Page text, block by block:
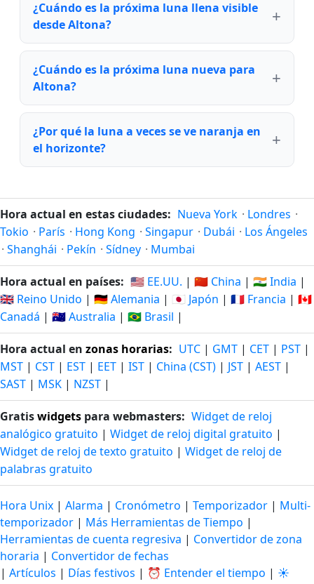
¿Cuándo es la próxima luna llena visible
desde Altona?
¿Cuándo es la próxima luna nueva para
Altona?
¿Por qué la luna a veces se ve naranja en
el horizonte?
Hora actual en estas ciudades: Nueva York · Londres ·
Tokio · París · Hong Kong · Singapur · Dubái · Los Ángeles
· Shanghái · Pekín · Sídney · Mumbai
Hora actual en países: 🇺🇸 EE.UU. | 🇨🇳 China | 🇮🇳 India |
🇬🇧 Reino Unido | 🇩🇪 Alemania | 🇯🇵 Japón | 🇫🇷 Francia | 🇨🇦
Canadá | 🇦🇺 Australia | 🇧🇷 Brasil |
Hora actual en zonas horarias: UTC | GMT | CET | PST |
MST | CST | EST | EET | IST | China (CST) | JST | AEST |
SAST | MSK | NZST |
Gratiswidgets para webmasters: Widget de reloj
analógico gratuito | Widget de reloj digital gratuito |
Widget de reloj de texto gratuito | Widget de reloj de
palabras gratuito
Hora Unix | Alarma | Cronómetro | Temporizador | Multi-
temporizador | Más Herramientas de Tiempo |
Herramientas de cuenta regresiva | Convertidor de zona
horaria | Convertidor de fechas
| Artículos | Días festivos | ⏰ Entender el tiempo | ☀️